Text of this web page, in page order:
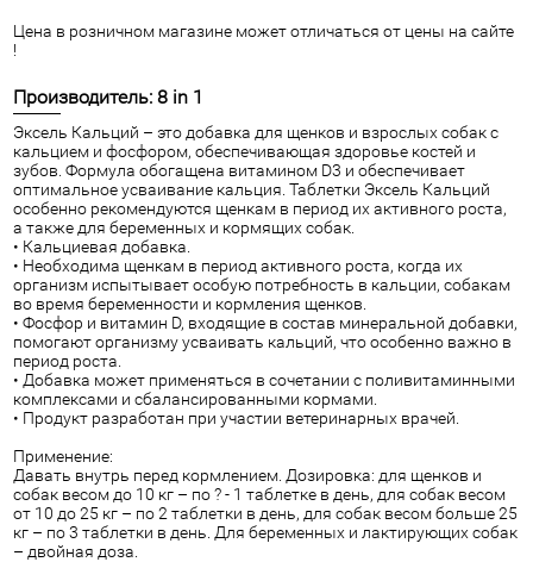
Цена в розничном магазине может отличаться от цены на сайте
!
Производитель: 8 in 1
Эксель Кальций – это добавка для щенков и взрослых собак с
кальцием и фосфором, обеспечивающая здоровье костей и
зубов. Формула обогащена витамином D3 и обеспечивает
оптимальное усваивание кальция. Таблетки Эксель Кальций
особенно рекомендуются щенкам в период их активного роста,
а также для беременных и кормящих собак.
• Кальциевая добавка.
• Необходима щенкам в период активного роста, когда их
организм испытывает особую потребность в кальции, собакам
во время беременности и кормления щенков.
• Фосфор и витамин D, входящие в состав минеральной добавки,
помогают организму усваивать кальций, что особенно важно в
период роста.
• Добавка может применяться в сочетании с поливитаминными
комплексами и сбалансированными кормами.
• Продукт разработан при участии ветеринарных врачей.
Применение:
Давать внутрь перед кормлением. Дозировка: для щенков и
собак весом до 10 кг – по ? - 1 таблетке в день, для собак весом
от 10 до 25 кг – по 2 таблетки в день, для собак весом больше 25
кг – по 3 таблетки в день. Для беременных и лактирующих собак
– двойная доза.